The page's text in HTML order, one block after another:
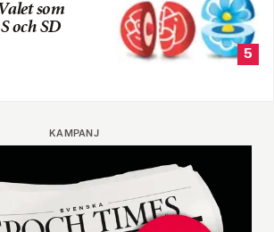
Valet som
och SD
5
KAMPANJ